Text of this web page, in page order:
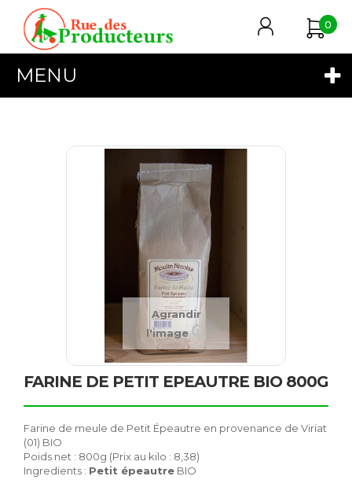
0
MENU
Agrandir
l'image
FARINE DE PETIT EPEAUTRE BIO 800G
Farine de meule de Petit Épeautre en provenance de Viriat
(01) BIO
Poids net : 800g (Prix au kilo : 8,38)
Ingredients : Petit épeautre BIO